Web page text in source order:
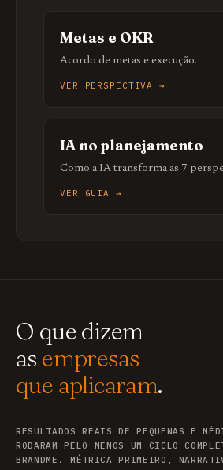
Metas e OKR
Acordo de metas e execução.
VER PERSPECTIVA →
IA no planejamento
Como a IA transforma as 7
VER GUIA →
O que dizem
as empresas
que aplicaram.
RESULTADOS REAIS DE PEQUENAS E
RODARAM PELO MENOS UM CICLO
BRANDME. MÉTRICA PRIMEIRO,